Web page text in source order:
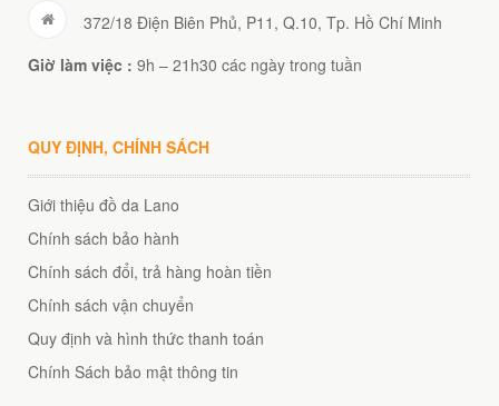
JEEP giá rẻ 002
Jeep giá rẻ 04
GIỎ
372/18 Điện Biên Phủ, P11, Q.10, Tp. Hồ Chí Minh
Giờ làm việc : 9h – 21h30 các ngày trong tuần
QUY ĐỊNH, CHÍNH SÁCH
Giới thiệu đồ da Lano
Chính sách bảo hành
Chính sách đổi, trả hàng hoàn tiền
Chính sách vận chuyển
Quy định và hình thức thanh toán
Chính Sách bảo mật thông tin